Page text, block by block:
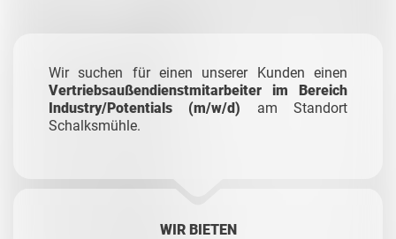
Wir suchen für einen unserer Kunden einen
Vertriebsaußendienstmitarbeiter im Bereich
Industry/Potentials (m/w/d) am Standort
Schalksmühle.
WIR BIETEN